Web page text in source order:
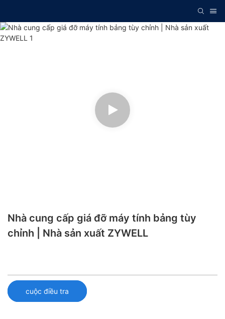
Nhà cung cấp giá đỡ máy tính bảng tùy
chỉnh | Nhà sản xuất ZYWELL
cuộc điều tra